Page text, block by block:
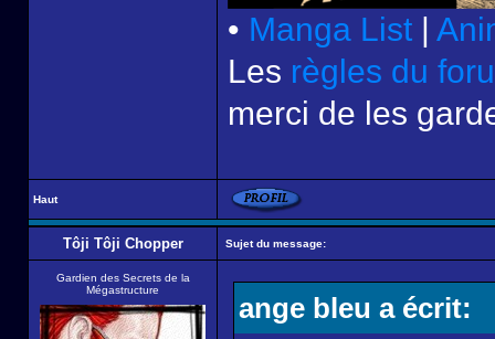
• Manga List |
Les règles du
merci de les
Haut
Tôji Tôji Chopper Sujet du message:
Gardien des Secrets de la
Mégastructure
ange bleu a écrit: